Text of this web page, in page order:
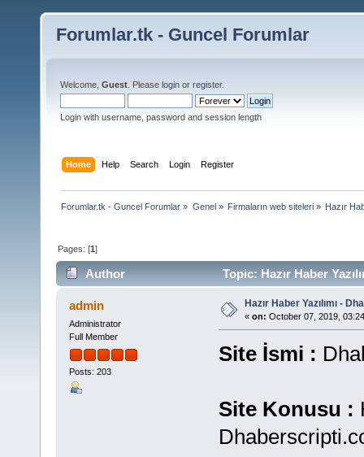
Forumlar.tk - Guncel Forumlar
Welcome, Guest . Please login or register.
Login with username, password and session length
Home Help Search Login Register
Forumlar.tk - Guncel Forumlar » Genel» Firmaların web siteleri» Hazır
Pages: [1]
Author Topic: Hazır Haber
admin
Administrator
Full Member
Posts: 203
Hazır Haber Yazılımı -
« on: October 07, 2019,
Site İsmi :
Site Konusu :